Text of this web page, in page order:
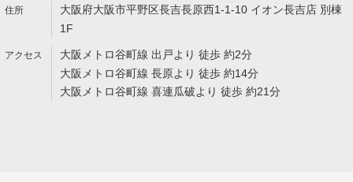
大阪府大阪市平野区長吉長原西1-1-10 イオン長吉店 別棟
1F
大阪メトロ谷町線 出戸より 徒歩 約2分
大阪メトロ谷町線 長原より 徒歩 約14分
大阪メトロ谷町線 喜連瓜破より 徒歩 約21分